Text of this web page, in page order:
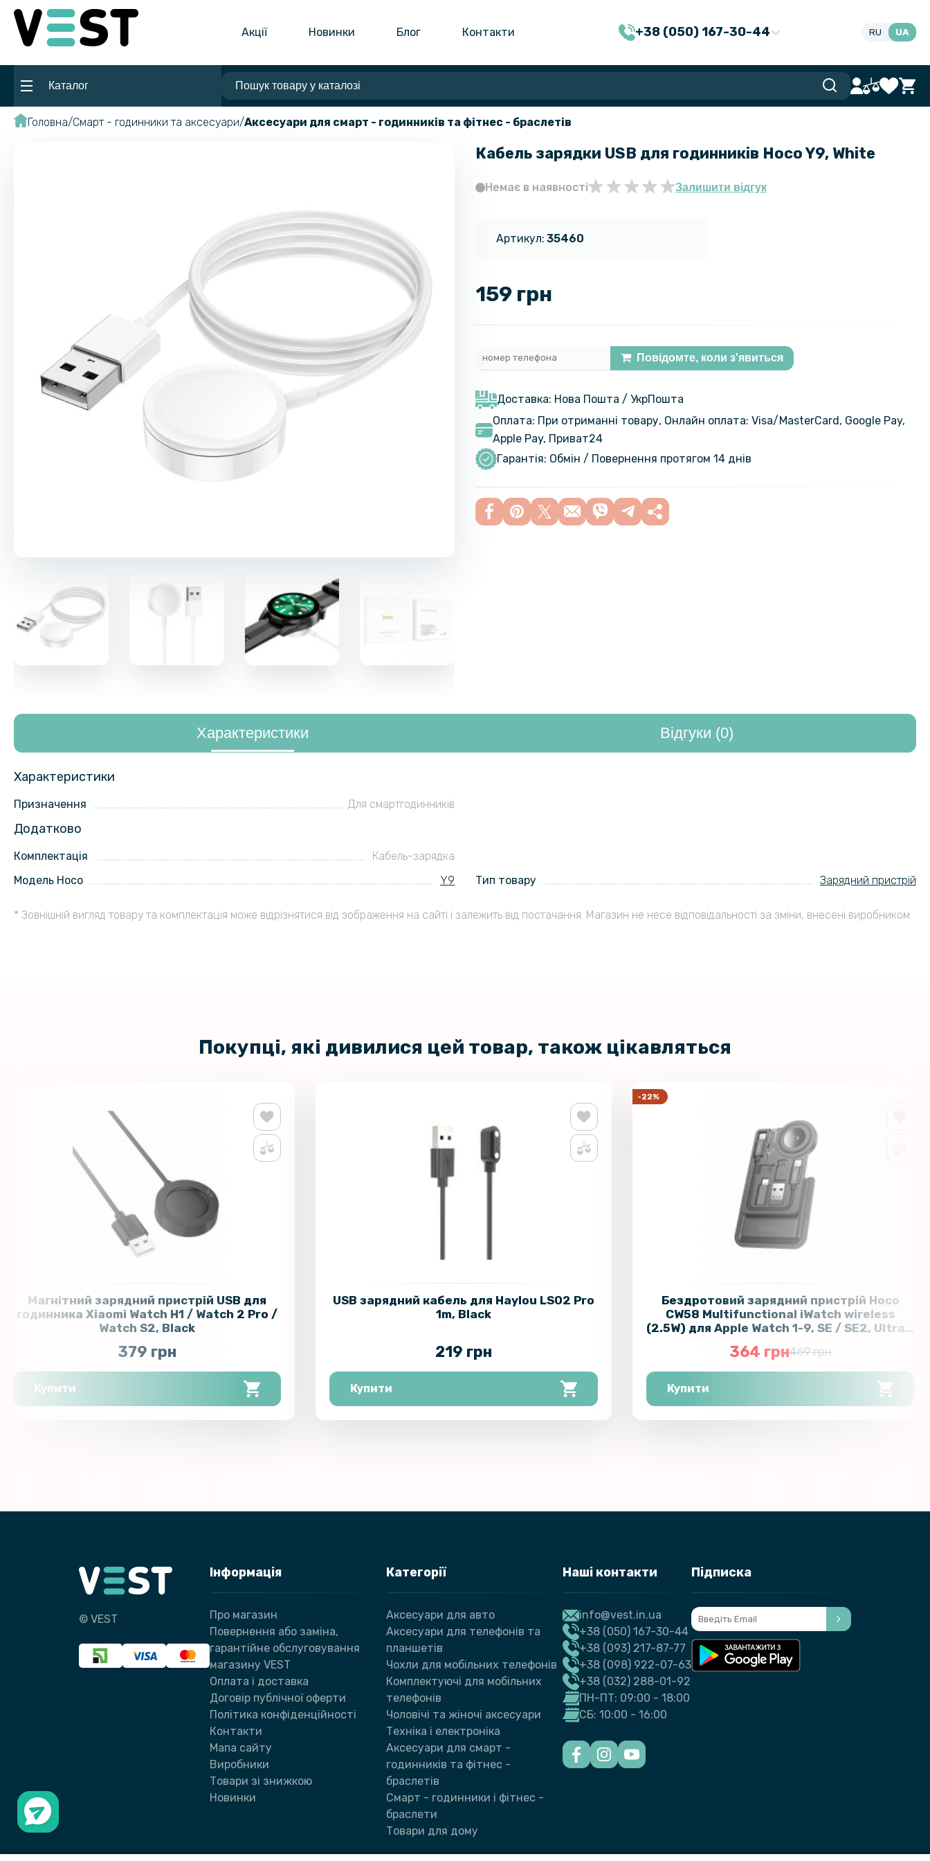
Акції Новинки Блог Контакти +38 (050) 167-30-44 RU UA
Каталог
Головна Смарт - годинники та аксесуари Аксесуари для смарт - годинників та фітнес - браслетів
Кабель зарядки USB для годинників Hoco Y9, White
Немає в наявності Залишити відгук
Артикул: 35460
159 грн
Повідомте, коли з'явиться
Доставка: Нова Пошта / УкрПошта
Оплата: При отриманні товару, Онлайн оплата: Visa/MasterСard, Google Pay,
Apple Pay, Приват24
Гарантія: Обмін / Повернення протягом 14 днів
Характеристики Відгуки (0)
Характеристики
Призначення Для смартгодинників
Додатково
Комплектація
Кабель-зарядка
Модель Hoco
Y9 Тип товару Зарядний пристрій
* Зовнішній вигляд товару та комплектація може відрізнятися від зображення на сайті і залежить від постачання. Магазин не несе відповідальності за зміни, внесені виробником.
Покупці, які дивилися цей товар, також цікавляться
Магнітний зарядний пристрій USB для
годинника Xiaomi Watch H1 / Watch 2 Pro /
Watch S2, Black
379 грн
Купити
USB зарядний кабель для Haylou LS02 Pro
1m, Black
219 грн
Купити
-22%
Бездротовий зарядний пристрій Hoco
CW58 Multifunctional iWatch wireless
(2.5W) для Apple Watch 1-9, SE / SE2, Ultra /
364 грн469 грн
Купити
© VEST
Інформація
Про магазин
Повернення або заміна,
гарантійне обслуговування
магазину VEST
Оплата і доставка
Договір публічної оферти
Політика конфіденційності
Контакти
Мапа сайту
Виробники
Товари зі знижкою
Новинки
Категорії
Аксесуари для авто
Аксесуари для телефонів та
планшетів
Чохли для мобільних телефонів
Комплектуючі для мобільних
телефонів
Чоловічі та жіночі аксесуари
Техніка і електроніка
Аксесуари для смарт -
годинників та фітнес -
браслетів
Смарт - годинники і фітнес -
браслети
Товари для дому
Наші контакти
info@vest.in.ua
+38 (050) 167-30-44
+38 (093) 217-87-77
+38 (098) 922-07-63
+38 (032) 288-01-92
ПН-ПТ: 09:00 - 18:00
СБ: 10:00 - 16:00
Підписка